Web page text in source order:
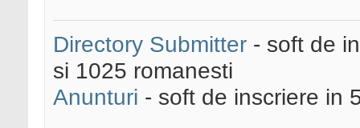
Directory Submitter - soft de
si 1025 romanesti
Anunturi - soft de inscriere in